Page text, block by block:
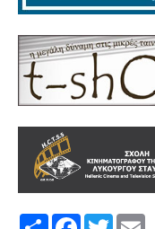
Share FacebookTwitter